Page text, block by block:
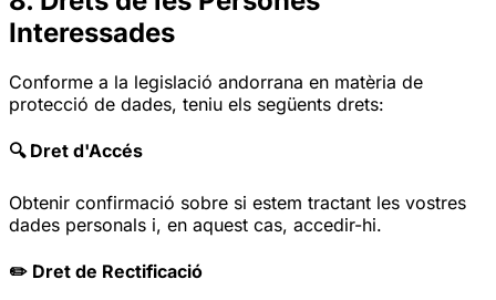
Interessades
Conforme a la legislació andorrana en matèria de
protecció de dades, teniu els següents drets:
🔍 Dret d'Accés
Obtenir confirmació sobre si estem tractant les vostres
dades personals i, en aquest cas, accedir-hi.
✏️ Dret de Rectificació